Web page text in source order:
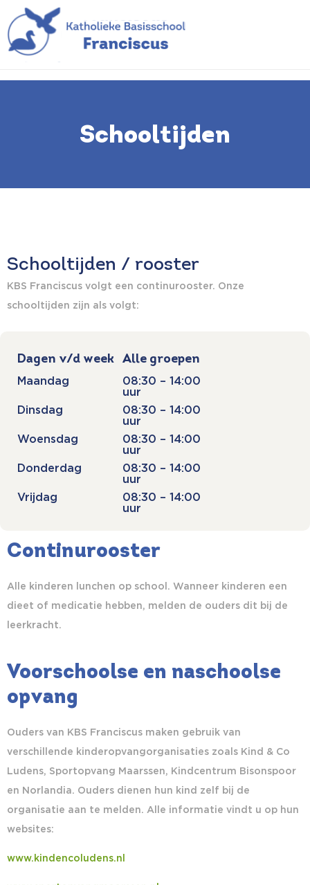
Schooltijden
Schooltijden / rooster
KBS Franciscus volgt een continurooster. Onze
schooltijden zijn als volgt:
Dagen v/d week Alle groepen
Maandag
08:30 – 14:00
uur
Dinsdag
08:30 – 14:00
uur
Woensdag
08:30 – 14:00
uur
Donderdag
08:30 – 14:00
uur
Vrijdag
08:30 – 14:00
uur
Continurooster
Alle kinderen lunchen op school. Wanneer kinderen een
dieet of medicatie hebben, melden de ouders dit bij de
leerkracht.
Voorschoolse en naschoolse
opvang
Ouders van KBS Franciscus maken gebruik van
verschillende kinderopvangorganisaties zoals Kind & Co
Ludens, Sportopvang Maarssen, Kindcentrum Bisonspoor
en Norlandia. Ouders dienen hun kind zelf bij de
organisatie aan te melden. Alle informatie vindt u op hun
websites:
www.kindencoludens.nl